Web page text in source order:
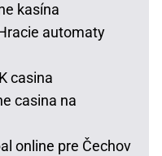
kasína
automaty
casina
casina na
online pre Čechov